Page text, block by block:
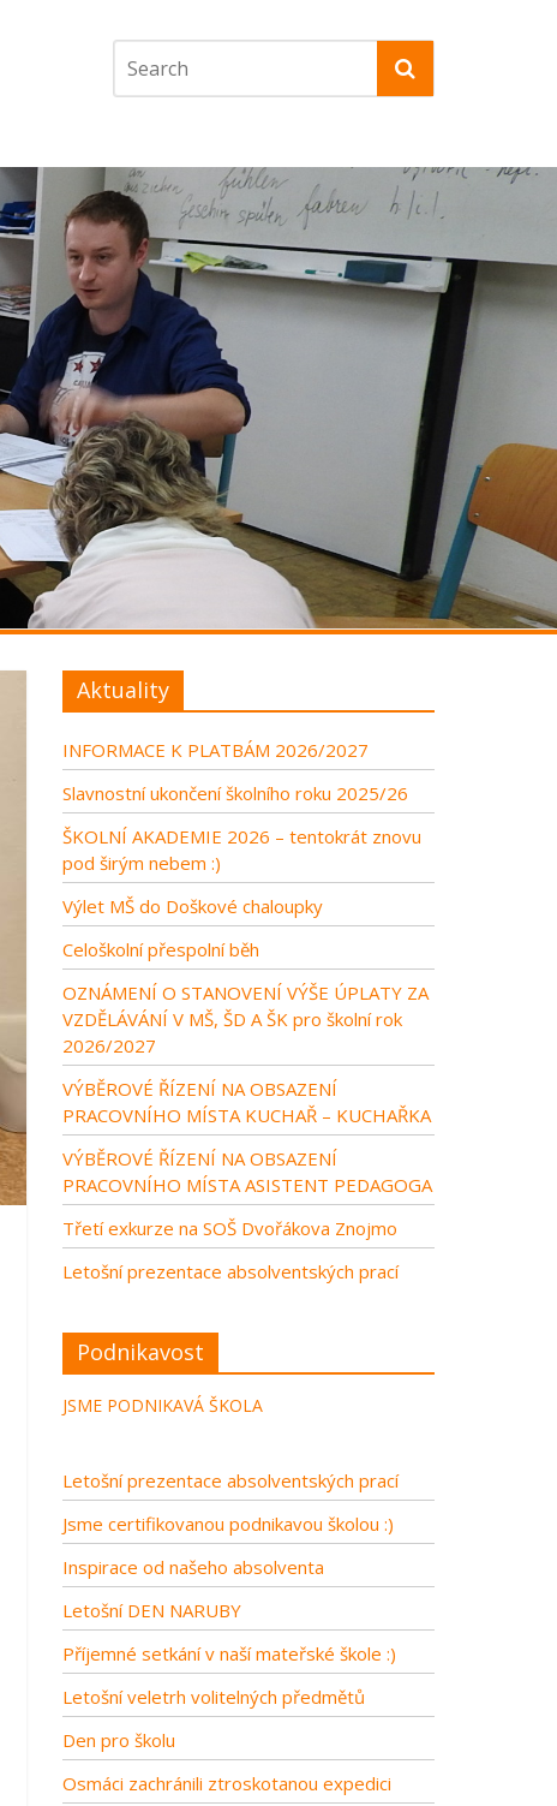
Aktuality
INFORMACE K PLATBÁM 2026/2027
Slavnostní ukončení školního roku 2025/26
ŠKOLNÍ AKADEMIE 2026 – tentokrát znovu
pod širým nebem :)
Výlet MŠ do Doškové chaloupky
Celoškolní přespolní běh
OZNÁMENÍ O STANOVENÍ VÝŠE ÚPLATY ZA
VZDĚLÁVÁNÍ V MŠ, ŠD A ŠK pro školní rok
2026/2027
VÝBĚROVÉ ŘÍZENÍ NA OBSAZENÍ
PRACOVNÍHO MÍSTA KUCHAŘ – KUCHAŘKA
VÝBĚROVÉ ŘÍZENÍ NA OBSAZENÍ
PRACOVNÍHO MÍSTA ASISTENT PEDAGOGA
Třetí exkurze na SOŠ Dvořákova Znojmo
Letošní prezentace absolventských prací
Podnikavost
JSME PODNIKAVÁ ŠKOLA
Letošní prezentace absolventských prací
Jsme certifikovanou podnikavou školou :)
Inspirace od našeho absolventa
Letošní DEN NARUBY
Příjemné setkání v naší mateřské škole :)
Letošní veletrh volitelných předmětů
Den pro školu
Osmáci zachránili ztroskotanou expedici